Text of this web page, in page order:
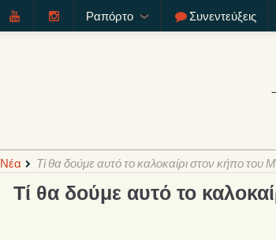
Ραπόρτο Συνεντεύξεις
Νέα Τί θα δούμε αυτό το καλοκαίρι στον κήπο του
Τί θα δούμε αυτό το